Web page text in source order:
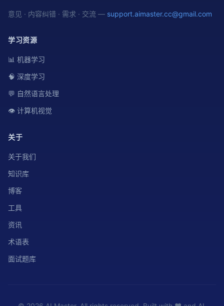
意见 · 内容纠错 · 需求 · 交流 — support.aimaster.cc@gmail.com
学习资源
📊 机器学习
🧠 深度学习
💬 自然语言处理
👁️ 计算机视觉
关于
关于我们
知识库
博客
工具
资讯
术语表
面试题库